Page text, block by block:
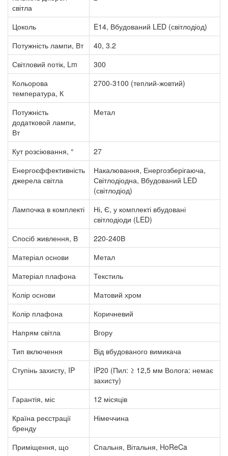
світла
Цоколь
E14, Вбудований LED (світлодіод)
Потужність лампи, Вт
40, 3.2
Світловий потік, Lm
300
Кольорова
температура, К
2700-3100 (теплий-жовтий)
Потужність
додатковой лампи,
Вт
Метал
Кут розсіювання, °
27
Енергоєффективність
джерела світла
Накалювання, Енергозберігаюча,
Світлодіодна, Вбудований LED
(світлодіод)
Лампочка в комплекті
Ні, Є, у комплекті вбудовані
світлодіоди (LED)
Спосіб живлення, В
220-240В
Матеріал основи
Метал
Матеріал плафона
Текстиль
Колір основи
Матовий хром
Колір плафона
Коричневий
Напрям світла
Вгору
Тип включення
Від вбудованого вимикача
Ступінь захисту, IP
IP20 (Пил: ≥ 12,5 мм Волога: немає
захисту)
Гарантія, міс
12 місяців
Країна реєстрації
бренду
Німеччина
Приміщення, що
Спальня, Вітальня, HoReCa